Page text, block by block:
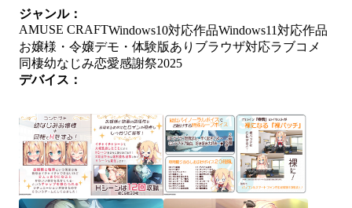
ジャンル：
AMUSE CRAFTWindows10対応作品Windows11対応作品
お嬢様・令嬢デモ・体験版あり ブラウザ対応ラブコメ
同棲幼なじみ恋愛感謝祭2025
デバイス：